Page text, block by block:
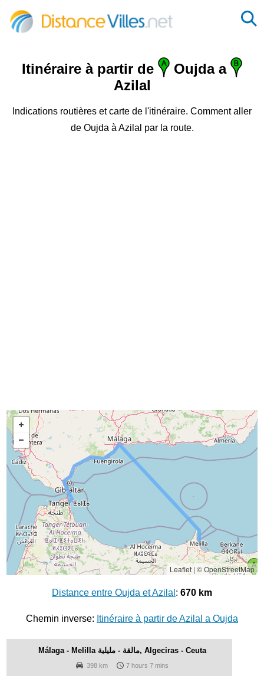
Itinéraire à partir de
Oujda a
Azilal
Indications routières et carte de l'itinéraire. Comment aller
de Oujda à Azilal par la route.
Leaflet| © OpenStreetMap
Distance entre Oujda et Azilal : 670 km
Chemin inverse: Itinéraire à partir de Azilal a Oujda
Málaga - Melilla مالقة - مليلية, Algeciras - Ceuta
398 km 7 hours 7 mins